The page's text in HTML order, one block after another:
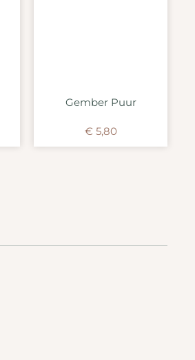
Gember Puur
€ 5,80